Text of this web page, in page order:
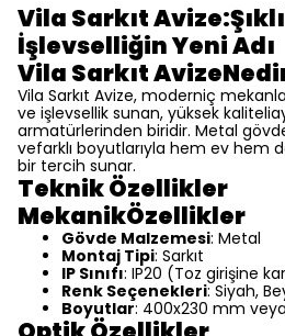
Vila Sarkıt
İşlevselliğin Yeni Adı
Vila Sarkıt
Vila Sarkıt Avize, moderniç
ve işlevsellik sunan, yüksek
armatürlerinden biridir. Metal
vefarklı boyutlarıyla hem ev hem
bir tercih sunar.
Teknik Özellikler
MekanikÖzellikler
Gövde Malzemesi: Metal
Montaj Tipi: Sarkıt
IP Sınıfı: IP20 (Toz girişine
Renk Seçenekleri: Siyah,
Boyutlar: 400x230 mm